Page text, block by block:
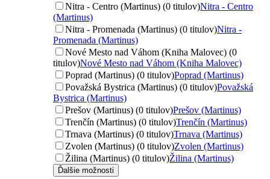
Nitra - Centro (Martinus) (0 titulov)Nitra - Centro
(Martinus)
Nitra - Promenada (Martinus) (0 titulov)Nitra -
Promenada (Martinus)
Nové Mesto nad Váhom (Kniha Malovec) (0
titulov)Nové Mesto nad Váhom (Kniha Malovec)
Poprad (Martinus) (0 titulov)Poprad (Martinus)
Považská Bystrica (Martinus) (0 titulov)Považská
Bystrica (Martinus)
Prešov (Martinus) (0 titulov)Prešov (Martinus)
Trenčín (Martinus) (0 titulov)Trenčín (Martinus)
Trnava (Martinus) (0 titulov)Trnava (Martinus)
Zvolen (Martinus) (0 titulov)Zvolen (Martinus)
Žilina (Martinus) (0 titulov)Žilina (Martinus)
Ďalšie možnosti